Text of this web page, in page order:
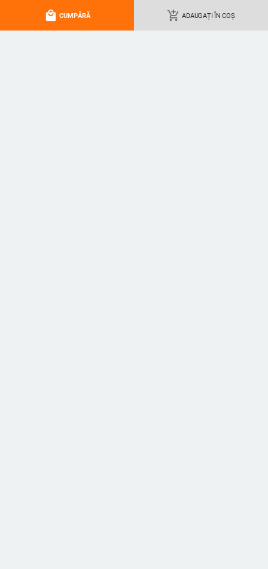
local_mall CUMPĂRĂ add_shopping_cart ADAUGAȚI ÎN COȘ